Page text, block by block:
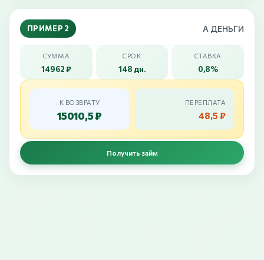
ПРИМЕР 2 А ДЕНЬГИ
СУММА
14962 ₽
СРОК
148 дн.
СТАВКА
0,8%
К ВОЗВРАТУ
15010,5 ₽
ПЕРЕПЛАТА
48,5 ₽
Получить займ